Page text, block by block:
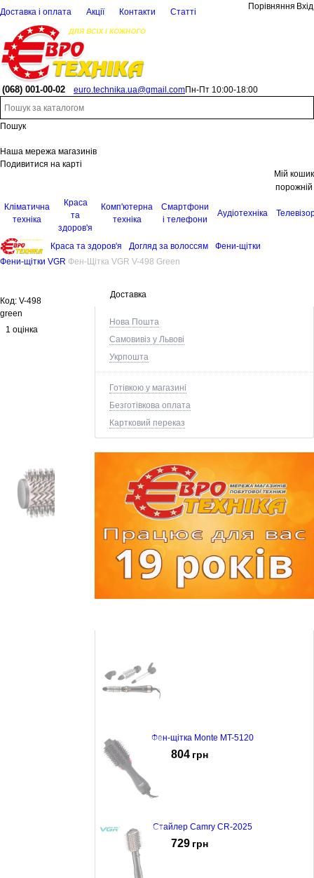
Доставка і оплата Акції Контакти Статті
Порівняння Вхід
(068) 001-00-02 euro.technika.ua@gmail.comПн-Пт 10:00-18:00
Пошук
Наша мережа магазинів
Подивитися на карті
Мій кошик
порожній
Кліматична
техніка
Краса
та
здоров'я
Комп'ютерна
техніка
Смартфони
і телефони
Аудіотехніка
Краса та здоров'я Догляд за волоссям
Фени-щітки
Фени-щітки VGR Фен-Щітка VGR V-498 Green
Доставка
Нова Пошта
Самовивіз у Львові
Укрпошта
Готівкою у магазині
Безготівкова оплата
Картковий переказ
Фен-щітка Monte MT-5120
804 грн
Стайлер Camry CR-2025
729 грн
Код: V-498
green
1 оцінка